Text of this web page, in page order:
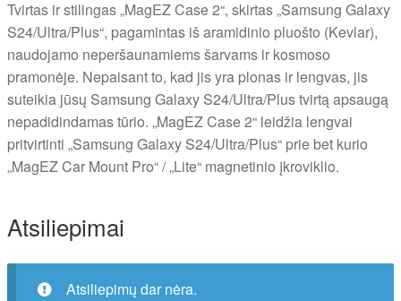
Tvirtas ir stilingas „MagEZ Case 2“, skirtas „Samsung Galaxy
S24/Ultra/Plus“, pagamintas iš aramidinio pluošto (Kevlar),
naudojamo neperšaunamiems šarvams ir kosmoso
pramonėje. Nepaisant to, kad jis yra plonas ir lengvas, jis
suteikia jūsų Samsung Galaxy S24/Ultra/Plus tvirtą apsaugą
nepadidindamas tūrio. „MagEZ Case 2“ leidžia lengvai
pritvirtinti „Samsung Galaxy S24/Ultra/Plus“ prie bet kurio
„MagEZ Car Mount Pro“ / „Lite“ magnetinio įkroviklio.
Atsiliepimai
Atsiliepimų dar nėra.